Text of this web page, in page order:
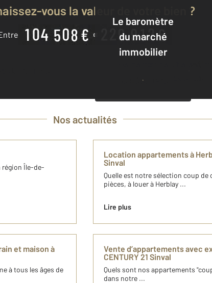
Le baromètre
du marché
immobilier
Je découvre
vous la valeur de votre bien ?
mon bien
Nos actualités
région Île​-de​-
Location appartements à
Sinval
Quelle est notre sélection coup
pièces, à louer à Herblay ...
Lire plus
et maison à
à tous les âges de
Vente d’appartements avec
CENTURY 21 Sinval
Quels sont nos appartements
dans notre ...